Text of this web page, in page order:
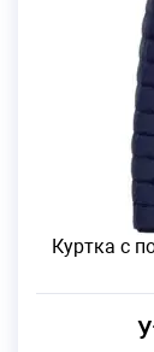
Куртка с